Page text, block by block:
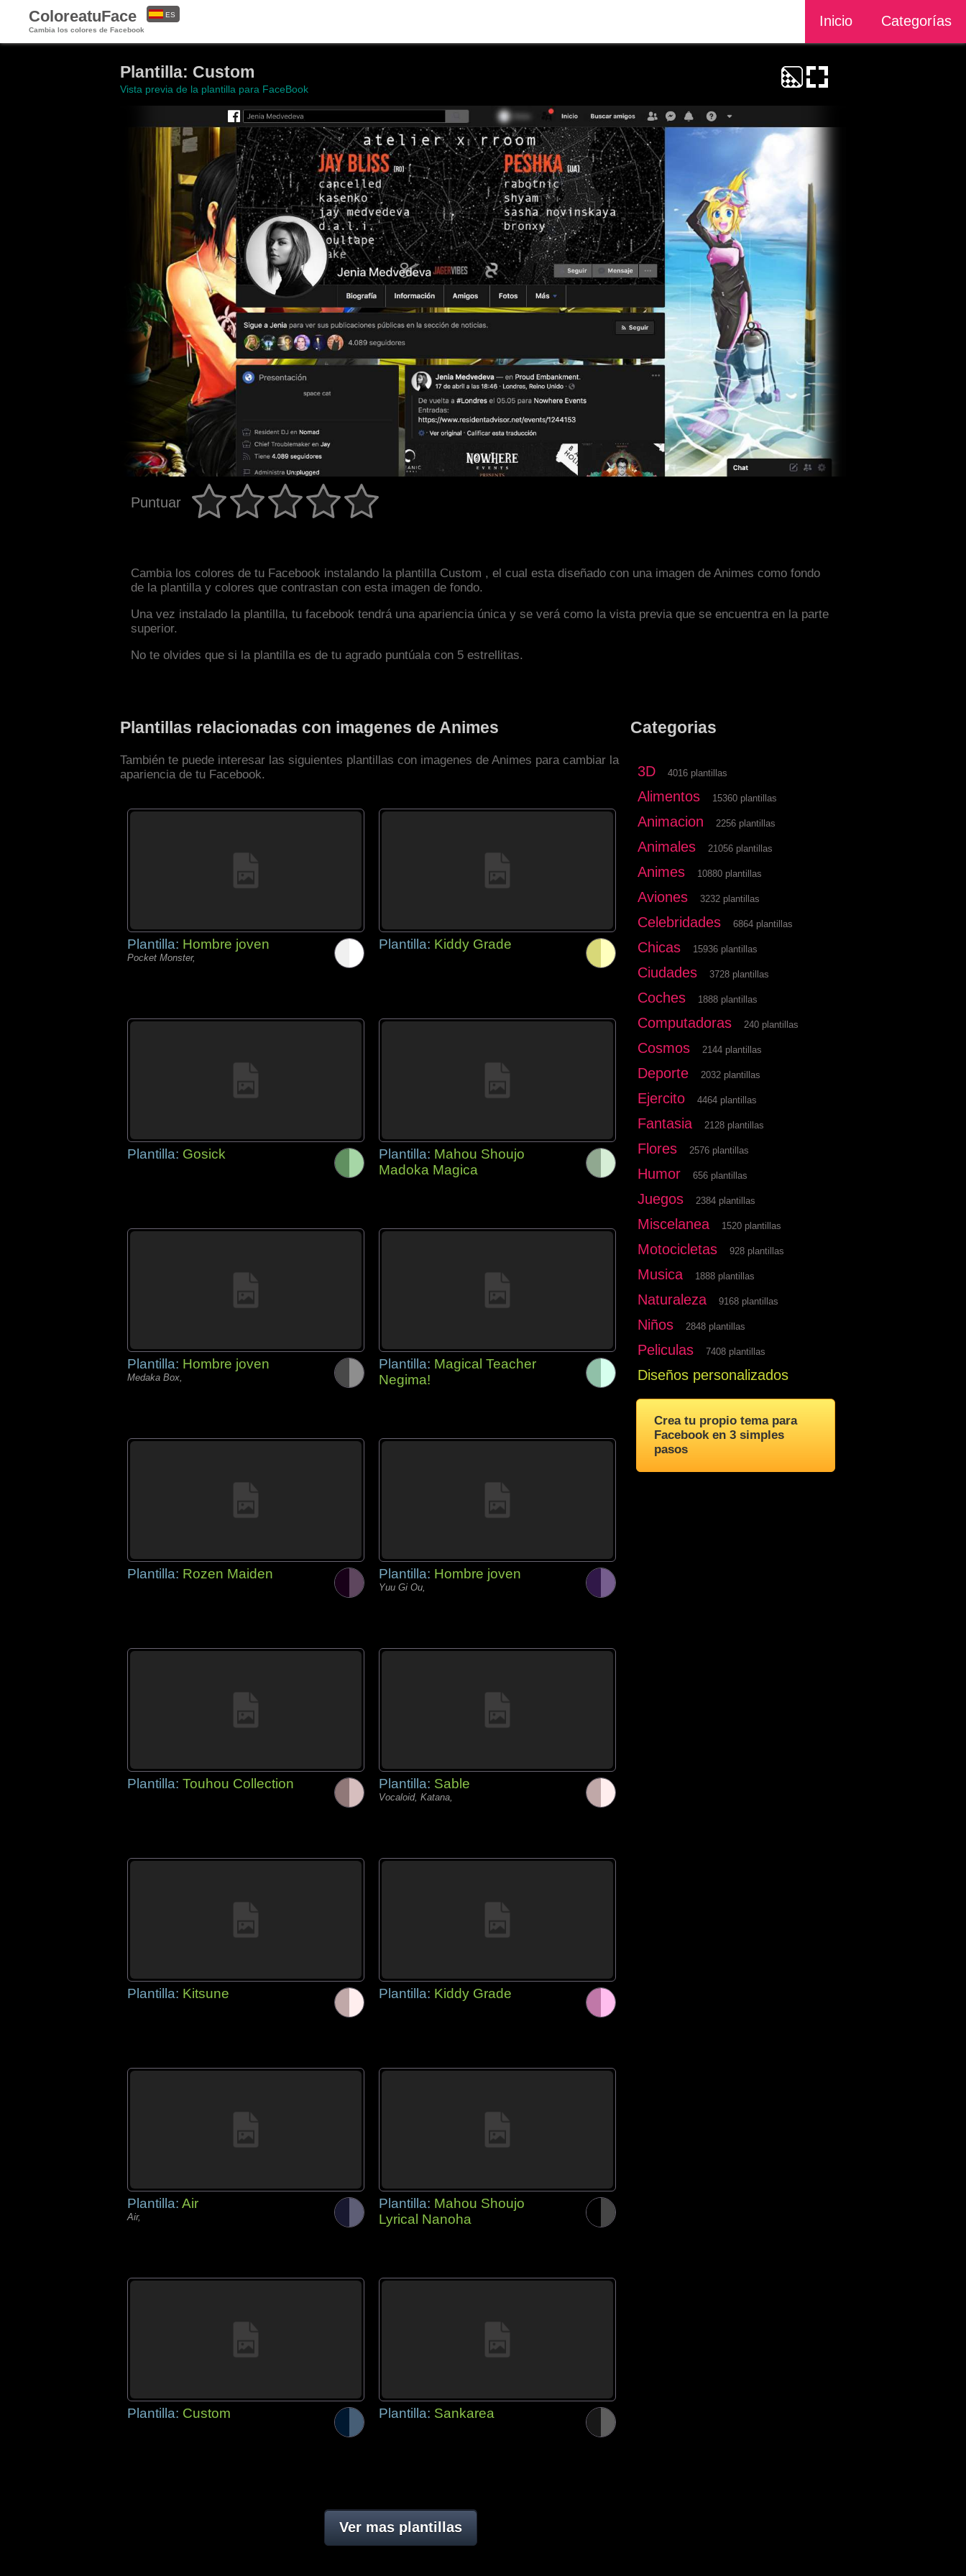
ColoreatuFace
Cambia los colores de Facebook
Inicio Categorías
ES
Plantilla: Custom
Vista previa de la plantilla para FaceBook
Puntuar
Cambia los colores de tu Facebook instalando la plantilla Custom , el cual esta diseñado con una imagen de Animes como fondo
de la plantilla y colores que contrastan con esta imagen de fondo.
Una vez instalado la plantilla, tu facebook tendrá una apariencia única y se verá como la vista previa que se encuentra en la parte
superior.
No te olvides que si la plantilla es de tu agrado puntúala con 5 estrellitas.
Plantillas relacionadas con imagenes de Animes
También te puede interesar las siguientes plantillas con imagenes de Animes para cambiar la
apariencia de tu Facebook.
Plantilla: Hombre joven
Pocket Monster,
Plantilla: Kiddy Grade
Plantilla: Gosick Plantilla: Mahou Shoujo
Madoka Magica
Plantilla: Hombre joven
Medaka Box,
Plantilla: Magical Teacher
Negima!
Plantilla: Rozen Maiden Plantilla: Hombre joven
Yuu Gi Ou,
Plantilla: Touhou Collection Plantilla: Sable
Vocaloid, Katana,
Plantilla: Kitsune Plantilla: Kiddy Grade
Plantilla: Air
Air,
Plantilla: Mahou Shoujo
Lyrical Nanoha
Plantilla: Custom Plantilla: Sankarea
Ver mas plantillas
Categorias
3D 4016 plantillas
Alimentos 15360 plantillas
Animacion 2256 plantillas
Animales 21056 plantillas
Animes 10880 plantillas
Aviones 3232 plantillas
Celebridades 6864 plantillas
Chicas 15936 plantillas
Ciudades 3728 plantillas
Coches 1888 plantillas
Computadoras 240 plantillas
Cosmos 2144 plantillas
Deporte 2032 plantillas
Ejercito 4464 plantillas
Fantasia 2128 plantillas
Flores 2576 plantillas
Humor 656 plantillas
Juegos 2384 plantillas
Miscelanea 1520 plantillas
Motocicletas 928 plantillas
Musica 1888 plantillas
Naturaleza 9168 plantillas
Niños 2848 plantillas
Peliculas 7408 plantillas
Diseños personalizados
Crea tu propio tema para
Facebook en 3 simples
pasos